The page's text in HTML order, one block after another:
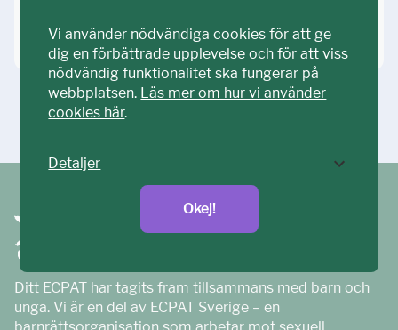
Kommentera
Ditt ECPAT har tagits fram tillsammans med barn och
unga. Vi är en del av ECPAT Sverige – en
Vi använder nödvändiga cookies för att ge
dig en förbättrade upplevelse och för att viss
nödvändig funktionalitet ska fungerar på
webbplatsen. Läs mer om hur vi använder
cookies här.
Detaljer
Okej!